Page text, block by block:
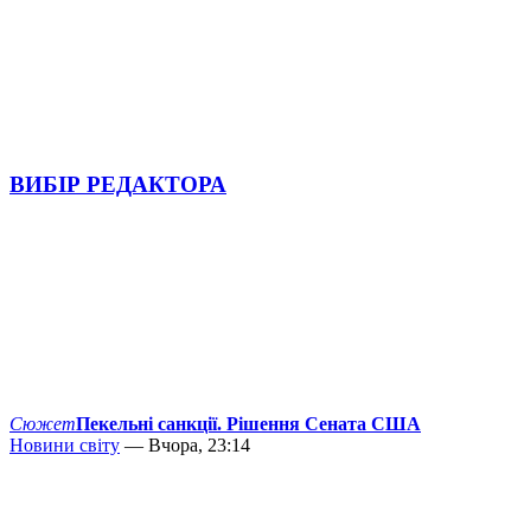
ВИБІР РЕДАКТОРА
СюжетПекельні санкції. Рішення Сената США
Новини світу — Вчора, 23:14